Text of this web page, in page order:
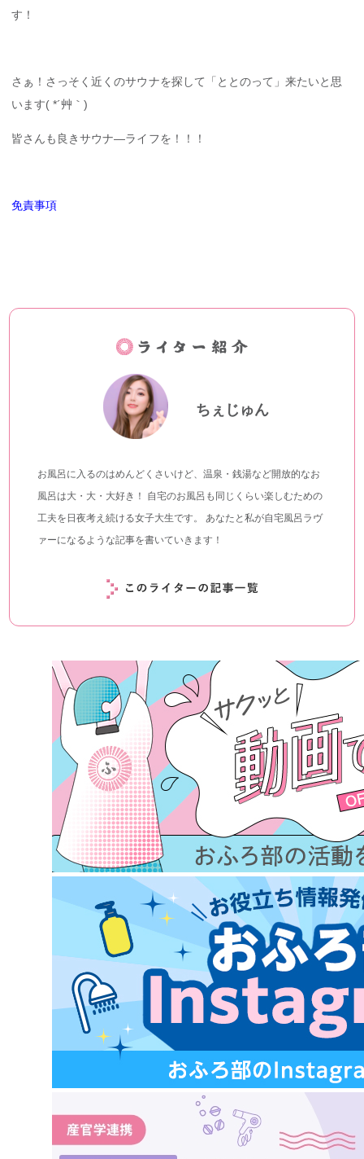
す！
さぁ！さっそく近くのサウナを探して「ととのって」来たいと思
います( *´艸｀)
皆さんも良きサウナ―ライフを！！！
免責事項
ちぇじゅん
お風呂に入るのはめんどくさいけど、温泉・銭湯など開放的なお
風呂は大・大・大好き！ 自宅のお風呂も同じくらい楽しむための
工夫を日夜考え続ける女子大生です。 あなたと私が自宅風呂ラヴ
ァーになるような記事を書いていきます！